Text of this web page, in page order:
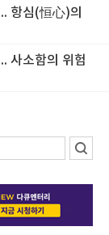
항심(恒心)의
사소함의 위험